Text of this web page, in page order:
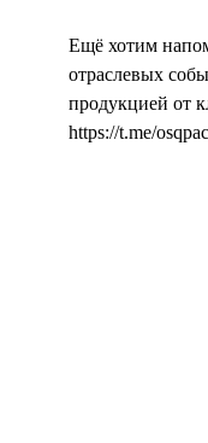
Ещё хотим
отраслевых
продукцией от
https://t.me/